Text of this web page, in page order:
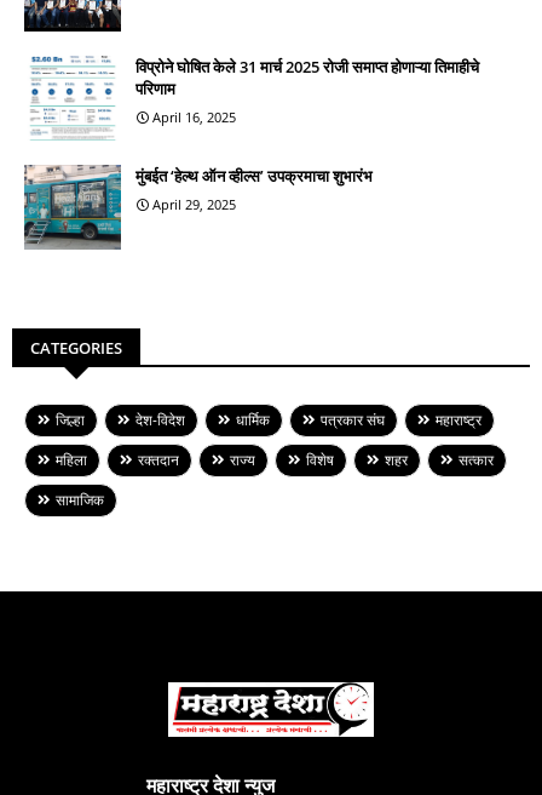
विप्रोने घोषित केले 31 मार्च 2025 रोजी समाप्त होणाऱ्या तिमाहीचे
परिणाम
April 16, 2025
मुंबईत ‘हेल्थ ऑन व्हील्स’ उपक्रमाचा शुभारंभ
April 29, 2025
CATEGORIES
जिल्हा देश-विदेश धार्मिक पत्रकार संघ
महाराष्ट्र
महिला
रक्तदान राज्य विशेष शहर
सत्कार
सामाजिक
महाराष्ट्र देशा न्युज